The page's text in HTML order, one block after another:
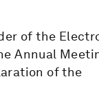
of the
Annual
of the